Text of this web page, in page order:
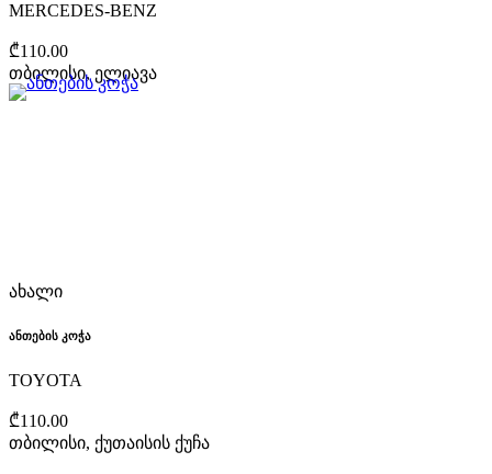
MERCEDES-BENZ
₾110.00
თბილისი, ელიავა
ახალი
ანთების კოჭა
TOYOTA
₾110.00
თბილისი, ქუთაისის ქუჩა